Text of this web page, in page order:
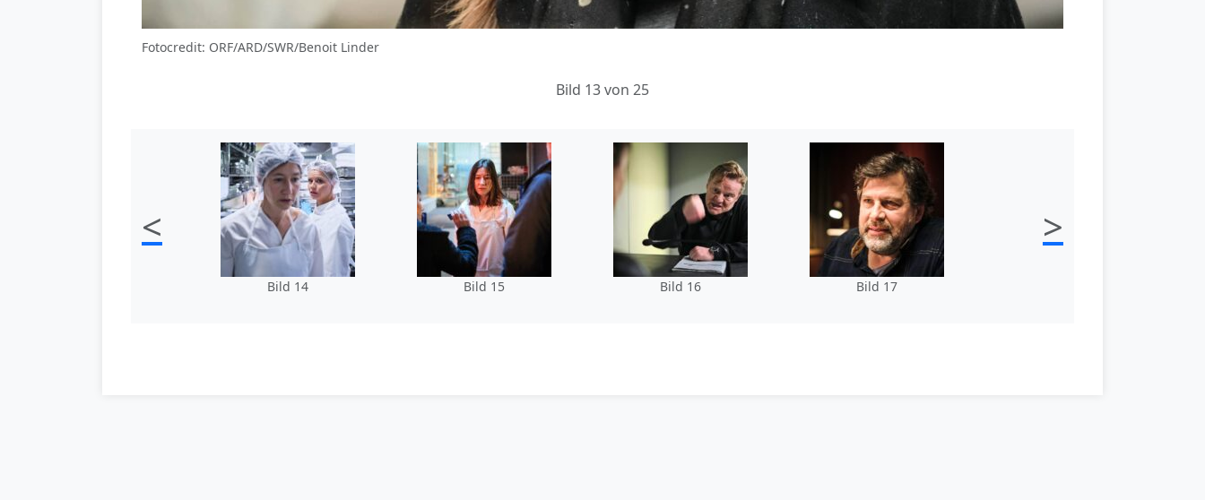
Fotocredit: ORF/ARD/SWR/Benoit Linder
Bild 13 von 25
<
Bild 14 Bild 15 Bild 16 Bild 17
>